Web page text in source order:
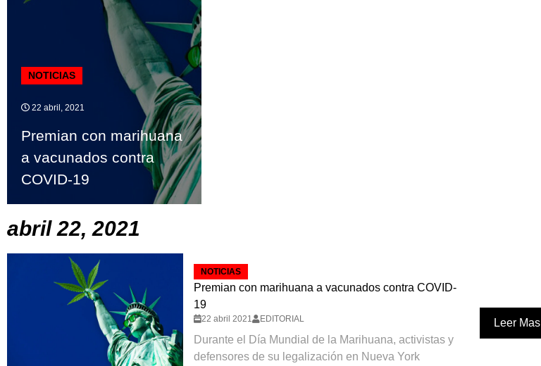
NOTICIAS
22 abril, 2021
Premian con marihuana
a vacunados contra
COVID-19
abril 22, 2021
NOTICIAS
Premian con marihuana a vacunados contra COVID-
19
22 abril 2021 EDITORIAL
Durante el Día Mundial de la Marihuana, activistas y
defensores de su legalización en Nueva York
Leer Mas